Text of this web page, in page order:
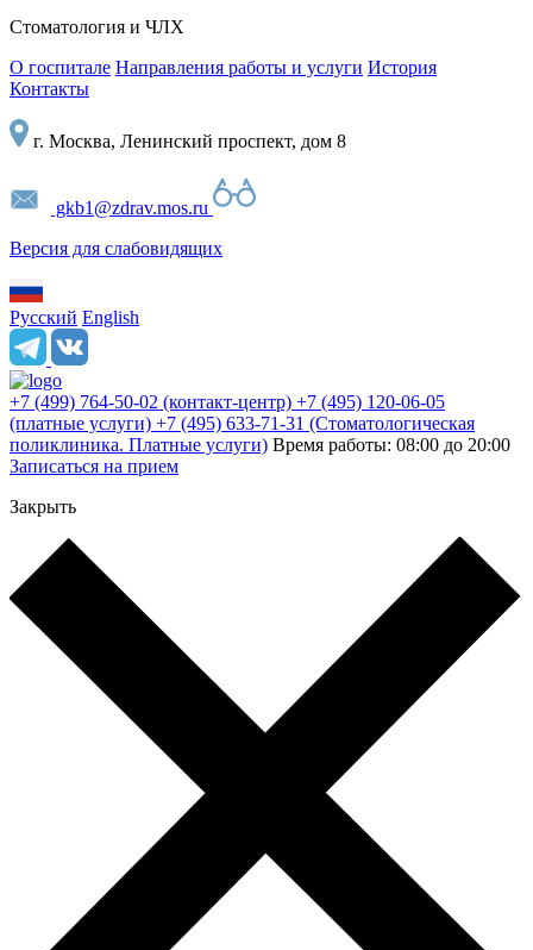
Стоматология и ЧЛХ
О госпитале Направления работы и услуги История
Контакты
г. Москва, Ленинский проспект, дом 8
gkb1@zdrav.mos.ru
Версия для слабовидящих
Русский English
+7 (499) 764-50-02 (контакт-центр) +7 (495) 120-06-05
(платные услуги) +7 (495) 633-71-31 (Стоматологическая
поликлиника. Платные услуги) Время работы: 08:00 до 20:00
Записаться на прием
Закрыть